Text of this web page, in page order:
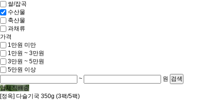
쌀/잡곡
수산물
축산물
과채류
가격
1만원 미만
1만원 ~ 3만원
3만원 ~ 5만원
5만원 이상
~
원 검색
업체직배송
[정옥] 다슬기국 350g (3팩/5팩)